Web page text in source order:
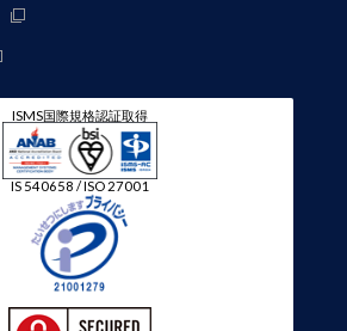
ISMS国際規格認証取得
IS 540658 / ISO 27001